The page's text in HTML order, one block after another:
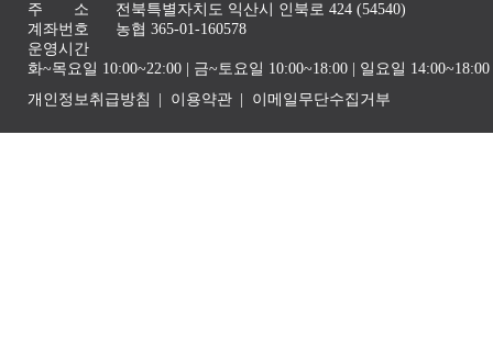
주 소
전북특별자치도 익산시 인북로 424 (54540)
계좌번호
농협 365-01-160578
운영시간
화~목요일 10:00~22:00 | 금~토요일 10:00~18:00 | 일요일
개인정보취급방침
이용약관 이메일무단수집거부